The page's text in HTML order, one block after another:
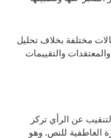
مختلفة بخلاف تحليل
والتقييمات
عن الرأي تركز
العاطفية للنص. وهو